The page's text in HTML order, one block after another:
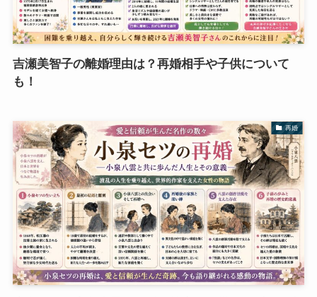
吉瀬美智子の離婚理由は？再婚相手や子供について
も！
再婚